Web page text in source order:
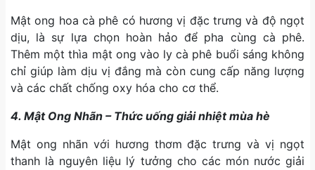
Mật ong hoa cà phê có hương vị đặc trưng và độ ngọt
dịu, là sự lựa chọn hoàn hảo để pha cùng cà phê.
Thêm một thìa mật ong vào ly cà phê buổi sáng không
chỉ giúp làm dịu vị đắng mà còn cung cấp năng lượng
và các chất chống oxy hóa cho cơ thể.
4. Mật Ong Nhãn – Thức uống giải nhiệt mùa hè
Mật ong nhãn với hương thơm đặc trưng và vị ngọt
thanh là nguyên liệu lý tưởng cho các món nước giải